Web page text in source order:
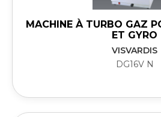
MACHINE À TURBO GAZ
ET GYRO
VISVARDIS
DG16V N